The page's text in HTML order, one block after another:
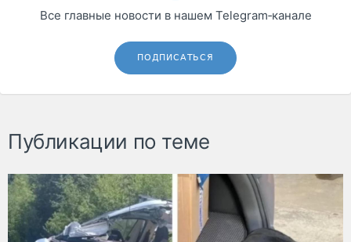
Все главные новости в нашем Telegram‑канале
ПОДПИСАТЬСЯ
Публикации по теме